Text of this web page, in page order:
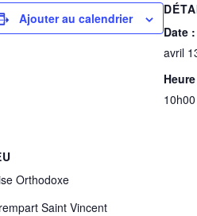
Ajouter au calendrier
Date :
avril
Orthodoxe
Saint Vincent